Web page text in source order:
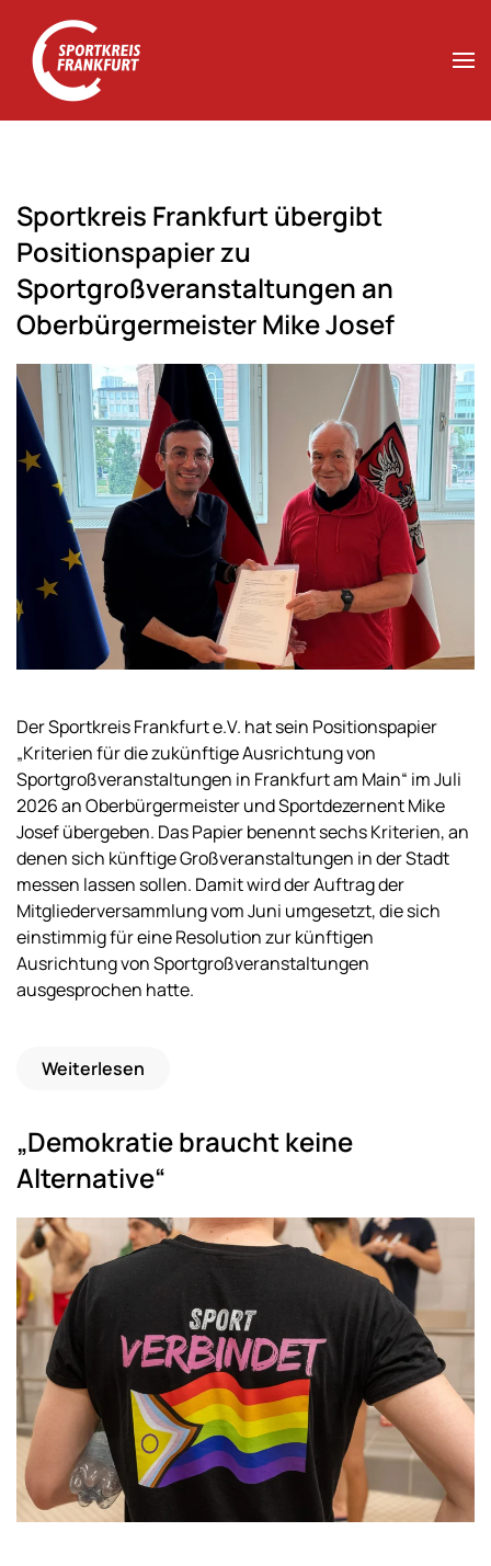
Zum Hauptinhalt springen
Sportkreis Frankfurt übergibt
Positionspapier zu
Sportgroßveranstaltungen an
Oberbürgermeister Mike Josef
Der Sportkreis Frankfurt e.V. hat sein Positionspapier
„Kriterien für die zukünftige Ausrichtung von
Sportgroßveranstaltungen in Frankfurt am Main“ im Juli
2026 an Oberbürgermeister und Sportdezernent Mike
Josef übergeben. Das Papier benennt sechs Kriterien, an
denen sich künftige Großveranstaltungen in der Stadt
messen lassen sollen. Damit wird der Auftrag der
Mitgliederversammlung vom Juni umgesetzt, die sich
einstimmig für eine Resolution zur künftigen
Ausrichtung von Sportgroßveranstaltungen
ausgesprochen hatte.
Weiterlesen
„Demokratie braucht keine
Alternative“